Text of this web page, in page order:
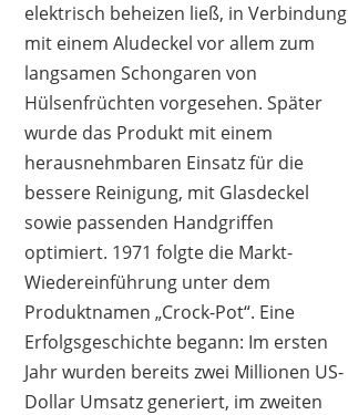
VONSHEF
29,99 €*
elektrisch beheizen ließ, in Verbindung
mit einem Aludeckel vor allem zum
langsamen Schongaren von
Hülsenfrüchten vorgesehen. Später
wurde das Produkt mit einem
herausnehmbaren Einsatz für die
bessere Reinigung, mit Glasdeckel
sowie passenden Handgriffen
optimiert. 1971 folgte die Markt-
Wiedereinführung unter dem
Produktnamen „Crock-Pot“. Eine
Erfolgsgeschichte begann: Im ersten
Jahr wurden bereits zwei Millionen US-
Dollar Umsatz generiert, im zweiten